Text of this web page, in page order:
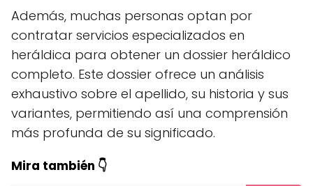
Además, muchas personas optan por
contratar servicios especializados en
heráldica para obtener un dossier heráldico
completo. Este dossier ofrece un análisis
exhaustivo sobre el apellido, su historia y sus
variantes, permitiendo así una comprensión
más profunda de su significado.
Mira también 👇